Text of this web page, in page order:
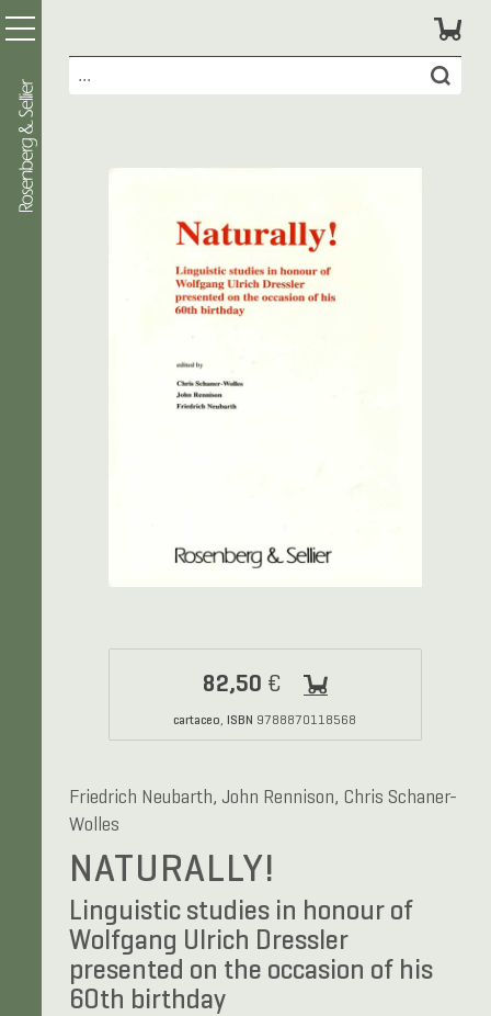
82,50 €
cartaceo,ISBN 9788870118568
Friedrich Neubarth, John Rennison, Chris Schaner-
Wolles
NATURALLY!
Linguistic studies in honour of
Wolfgang Ulrich Dressler
presented on the occasion of his
60th birthday